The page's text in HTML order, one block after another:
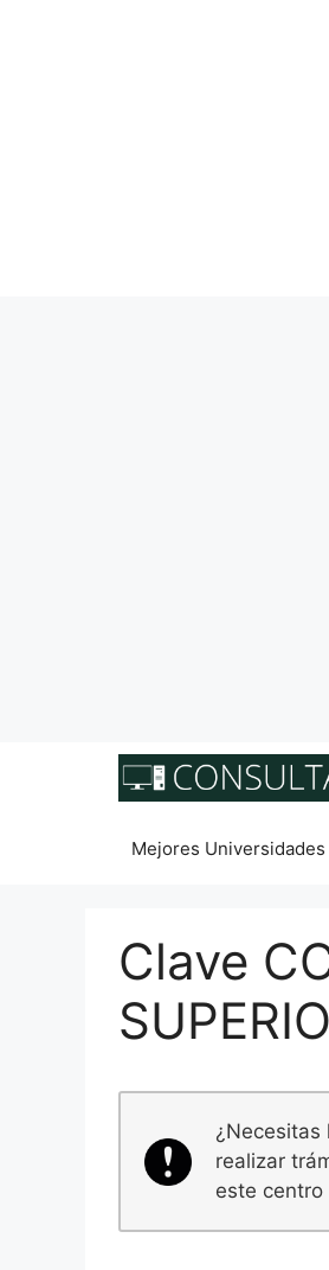
Mejores Universidades
Clave
¿Necesitas
realizar
este